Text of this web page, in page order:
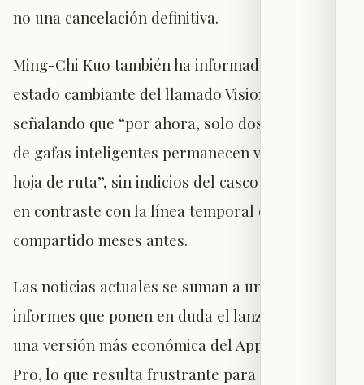
no una cancelación definitiva.
Ming-Chi Kuo también ha informado sobre el
estado cambiante del llamado Vision Air,
señalando que “por ahora, solo dos productos
de gafas inteligentes permanecen visibles en la
hoja de ruta”, sin indicios del casco inmersivo,
en contraste con la línea temporal que había
compartido meses antes.
Las noticias actuales se suman a una serie de
informes que ponen en duda el lanzamiento de
una versión más económica del Apple Vision
Pro, lo que resulta frustrante para quienes